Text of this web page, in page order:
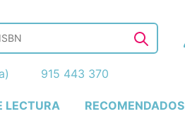
LECTURA RECOMENDADOS
915 443 370